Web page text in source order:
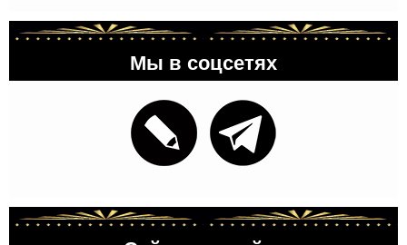
Мы в соцсетях